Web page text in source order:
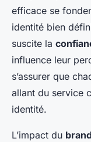
efficace se
identité bien
suscite la
influence leur
s’assurer que
allant du service
identité.
L’impact du